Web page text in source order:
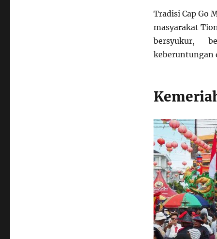
Tradisi Cap Go
masyarakat
bersyukur,
keberuntungan